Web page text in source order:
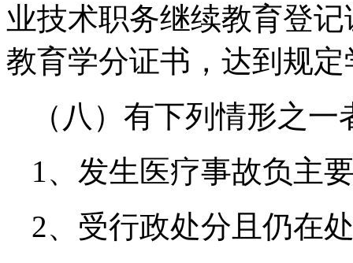
业技术职务继续教育登
教育学分证书，达到规
（八）有下列情形之
1、发生医疗事故负主
2、受行政处分且仍在